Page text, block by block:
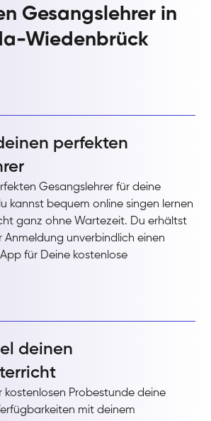
Gesangslehrer in
Wiedenbrück
perfekten
Gesangslehrer für deine
kannst bequem online singen lernen
ganz ohne Wartezeit. Du erhältst
Anmeldung unverbindlich einen
für Deine kostenlose
deinen
kostenlosen Probestunde deine
mit deinem